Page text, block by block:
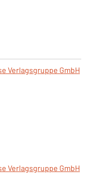
Verlagsgruppe GmbH
Verlagsgruppe GmbH